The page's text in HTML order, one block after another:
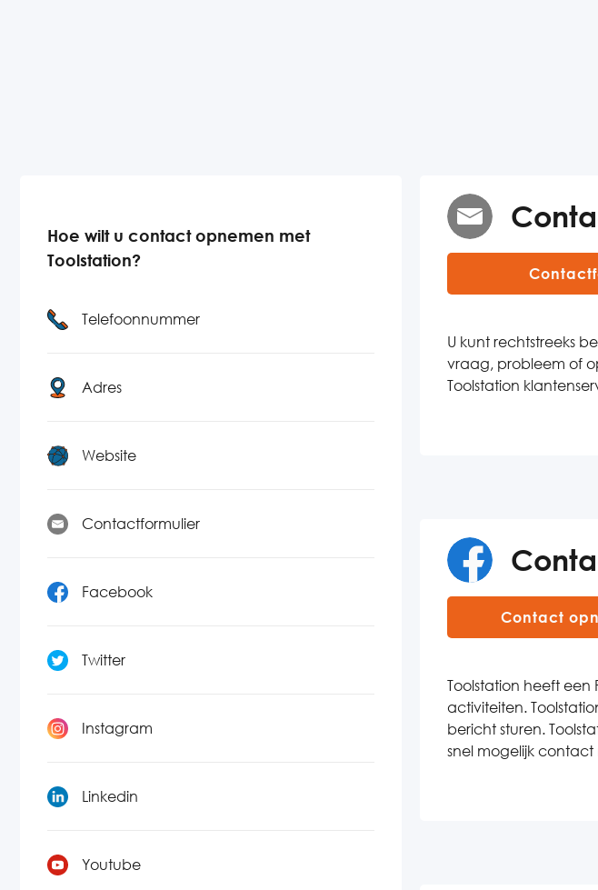
Hoe wilt u contact opnemen met
Toolstation?
Telefoonnummer
Adres
Website
Contactformulier
Facebook
Twitter
Instagram
Linkedin
Youtube
U kunt rechtstreeks
vraag, probleem of
Toolstation
Contact
Toolstation heeft
activiteiten.
bericht sturen.
snel mogelijk